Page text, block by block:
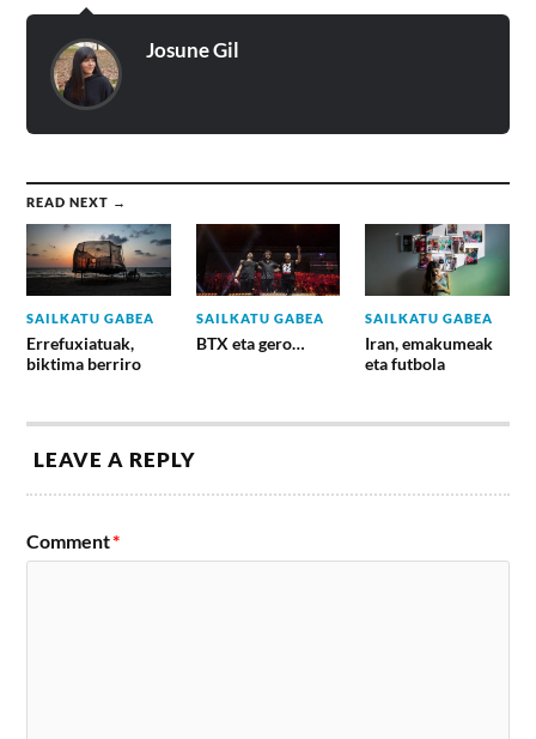
Josune Gil
READ NEXT →
SAILKATU GABEA
Errefuxiatuak,
biktima berriro
SAILKATU GABEA
BTX eta gero…
SAILKATU GABEA
Iran, emakumeak
eta futbola
LEAVE A REPLY
Comment*